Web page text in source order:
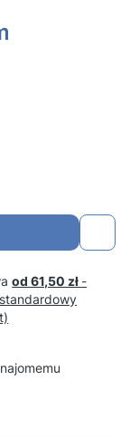
od 61,50 zł -